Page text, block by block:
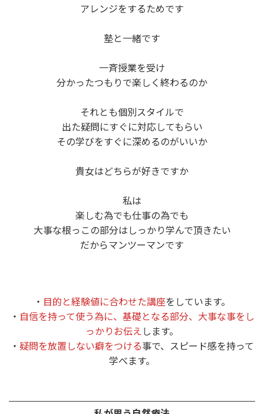
アレンジをするためです
塾と一緒です
一斉授業を受け
分かったつもりで楽しく終わるのか
それとも個別スタイルで
出た疑問にすぐに対応してもらい
その学びをすぐに深めるのがいいか
貴女はどちらが好きですか
私は
楽しむ為でも仕事の為でも
大事な根っこの部分はしっかり学んで頂きたい
だからマンツーマンです
・ 目的と経験値に合わせた講座をしています。
・ 自信を持って使う為に、基礎となる部分、大事な事をし
っかりお伝え します。
・ 疑問を放置しない癖をつける事で、スピード感を持って
学べます。